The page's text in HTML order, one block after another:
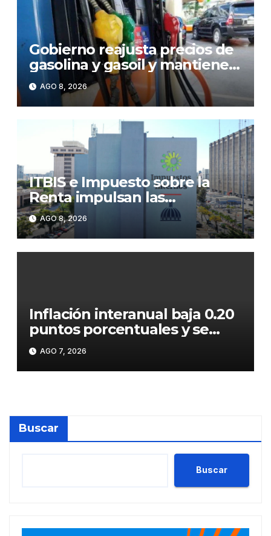
Gobierno reajusta precios de
gasolina y gasoil y mantiene
congelado el GLP
AGO 8, 2026
ITBIS e Impuesto sobre la
Renta impulsan las
recaudaciones de la DGII;
superan los RD$81,475
millones en julio
AGO 8, 2026
Inflación interanual baja 0.20
puntos porcentuales y se
sitúa en 5.47 %
AGO 7, 2026
Buscar
Buscar